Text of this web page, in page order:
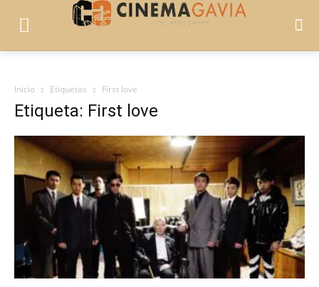
Inicio Etiquetas First love
Etiqueta: First love